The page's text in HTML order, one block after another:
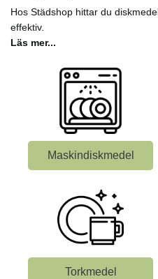
Hos Städshop hittar du
effektiv.
Läs mer...
Maskindiskmedel
Torkmedel